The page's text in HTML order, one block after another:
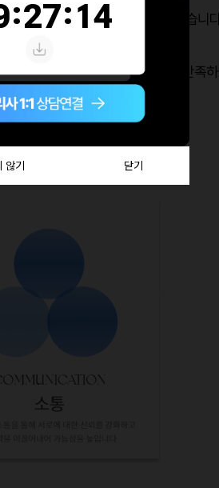
무가 진행되었다는 것을 알 수 있습니
기 때문에 신속한 결과에 상당히 만족